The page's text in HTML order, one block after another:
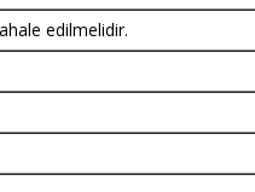
edilmelidir.